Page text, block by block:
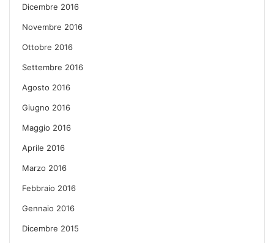
Dicembre 2016
Novembre 2016
Ottobre 2016
Settembre 2016
Agosto 2016
Giugno 2016
Maggio 2016
Aprile 2016
Marzo 2016
Febbraio 2016
Gennaio 2016
Dicembre 2015